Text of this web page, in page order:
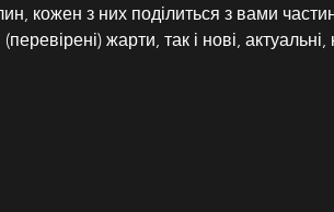
кожен з них поділиться з вами
жарти, так і нові, актуальні,